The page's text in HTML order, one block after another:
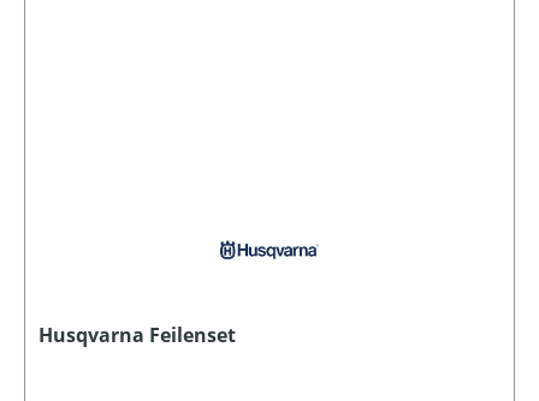
Husqvarna Feilenset